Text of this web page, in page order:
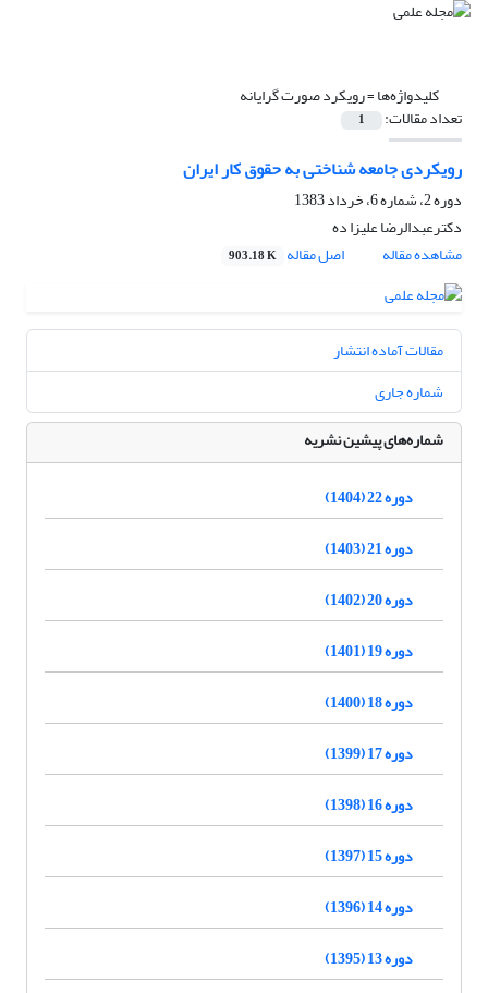
کلیدواژه‌ها =رویکرد صورت گرایانه
تعداد مقالات: 1
رویکردی جامعه شناختی به حقوق کار ایران
دوره 2، شماره 6، خرداد 1383
دکترعبدالرضا علیزا ده
مشاهده مقاله
اصل مقاله 903.18 K
مقالات آماده انتشار
شماره جاری
شماره‌های پیشین نشریه
دوره 22 (1404)
دوره 21 (1403)
دوره 20 (1402)
دوره 19 (1401)
دوره 18 (1400)
دوره 17 (1399)
دوره 16 (1398)
دوره 15 (1397)
دوره 14 (1396)
دوره 13 (1395)